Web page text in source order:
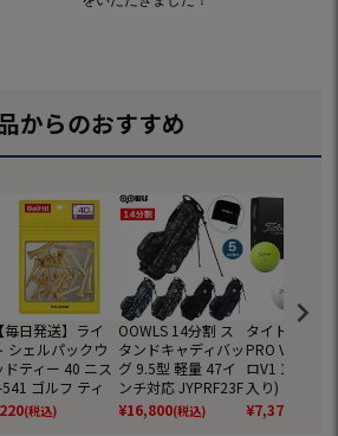
からのおすすめ
【毎日発送】ライ
シェルパックウ
ドティー 40 ニス
541 ゴルフ ティ
ゴルフイット 日
本正規品
220(税込)
OOWLS 14分割 ス
タンドキャディバッ
グ 9.5型 軽量 47イ
ンチ対応 JYPRF23F
SB 【JYPER'Sオリ
ジナル商品】
¥16,800(税込)
タイトリスト
PRO V1 ボー
ロV1 1ダース
入り) ゴルフ
2025年モデル
EIST 日本正
¥7,370